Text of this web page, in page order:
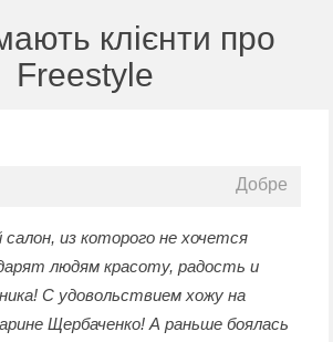
клієнти про
Freestyle
Добре
из которого не хочется
людям красоту, радость и
С удовольствием хожу на
Щербаченко! А раньше боялась